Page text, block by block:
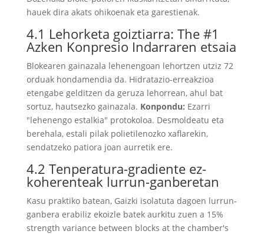
hauek dira akats ohikoenak eta garestienak.
4.1 Lehorketa goiztiarra: The #1
Azken Konpresio Indarraren etsaia
Blokearen gainazala lehenengoan lehortzen utziz 72
orduak hondamendia da. Hidratazio-erreakzioa
etengabe gelditzen da geruza lehorrean, ahul bat
sortuz, hautsezko gainazala. Konpondu: Ezarri
"lehenengo estalkia" protokoloa. Desmoldeatu eta
berehala, estali pilak polietilenozko xaflarekin,
sendatzeko patiora joan aurretik ere.
4.2 Tenperatura-gradiente ez-
koherenteak lurrun-ganberetan
Kasu praktiko batean, Gaizki isolatuta dagoen lurrun-
ganbera erabiliz ekoizle batek aurkitu zuen a 15%
strength variance between blocks at the chamber's